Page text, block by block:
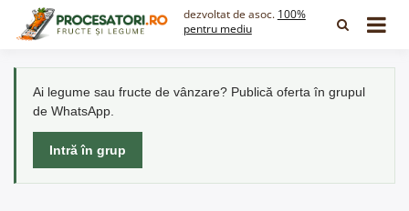
dezvoltat de asoc. 100%
pentru mediu
Ai legume sau fructe de vânzare? Publică oferta în grupul
de WhatsApp.
Intră în grup